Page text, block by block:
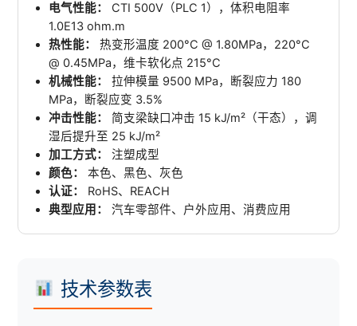
电气性能：
CTI 500V（PLC 1），体积电阻率
1.0E13 ohm.m
热性能：
热变形温度 200°C @ 1.80MPa，220°C
@ 0.45MPa，维卡软化点 215°C
机械性能：
拉伸模量 9500 MPa，断裂应力 180
MPa，断裂应变 3.5%
冲击性能：
简支梁缺口冲击 15 kJ/m²（干态），调
湿后提升至 25 kJ/m²
加工方式：
注塑成型
颜色：
本色、黑色、灰色
认证：
RoHS、REACH
典型应用：
汽车零部件、户外应用、消费应用
技术参数表